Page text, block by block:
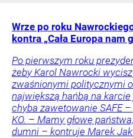
Wrze po roku
kontra „Cała Europa nam
Po pierwszym roku
żeby Karol Nawrocki
zwaśnionymi politycznymi
największą hańbą na
chyba zawetowanie SAFE
KO. – Mamy głowę
dumni – kontruje Marek